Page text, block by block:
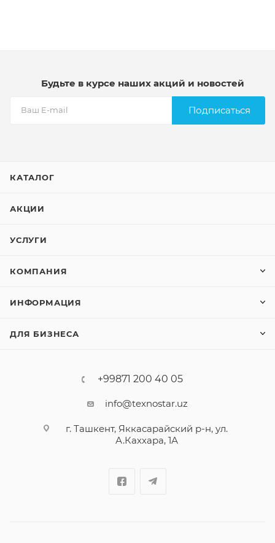
Будьте в курсе наших акций и новостей
Подписаться
КАТАЛОГ
АКЦИИ
УСЛУГИ
КОМПАНИЯ
ИНФОРМАЦИЯ
ДЛЯ БИЗНЕСА
+99871 200 40 05
info@texnostar.uz
г. Ташкент, Яккасарайский р-н, ул.
А.Каххара, 1А